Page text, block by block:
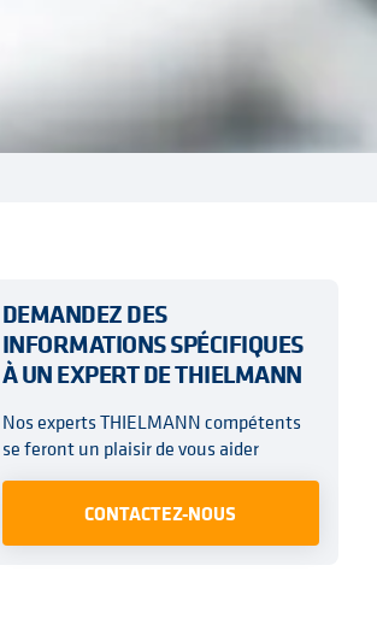
DEMANDEZ DES
INFORMATIONS SPÉCIFIQUES
À UN EXPERT DE THIELMANN
Nos experts THIELMANN compétents
se feront un plaisir de vous aider
CONTACTEZ-NOUS